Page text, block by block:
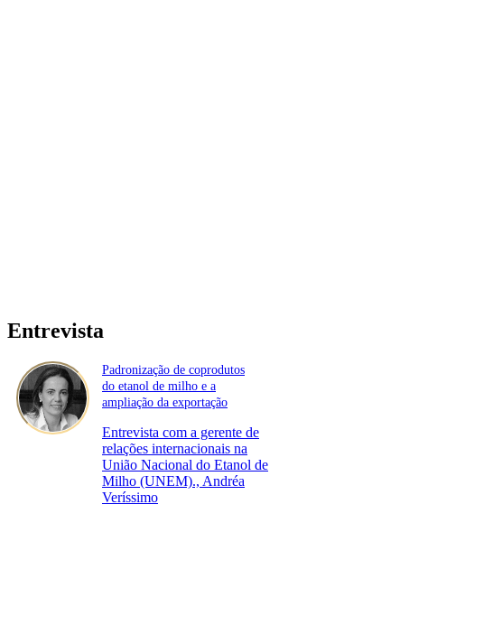
Entrevista
Padronização de coprodutos
do etanol de milho e a
ampliação da exportação
Entrevista com a gerente de
relações internacionais na
União Nacional do Etanol de
Milho (UNEM)., Andréa
Veríssimo